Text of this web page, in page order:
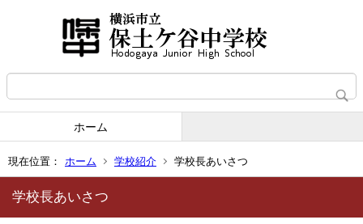
ホーム
現在位置： ホーム 学校紹介 学校長あいさつ
学校長あいさつ